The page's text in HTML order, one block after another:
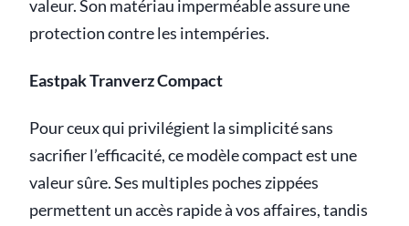
valeur. Son matériau imperméable assure une
protection contre les intempéries.
Eastpak Tranverz Compact
Pour ceux qui privilégient la simplicité sans
sacrifier l’efficacité, ce modèle compact est une
valeur sûre. Ses multiples poches zippées
permettent un accès rapide à vos affaires, tandis